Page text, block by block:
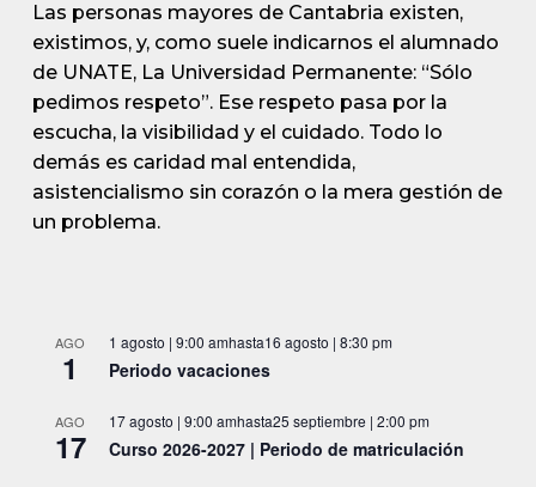
Las personas mayores de Cantabria existen,
existimos, y, como suele indicarnos el alumnado
de UNATE, La Universidad Permanente: “Sólo
pedimos respeto”. Ese respeto pasa por la
escucha, la visibilidad y el cuidado. Todo lo
demás es caridad mal entendida,
asistencialismo sin corazón o la mera gestión de
un problema.
AGO
1
1 agosto | 9:00 amhasta16 agosto | 8:30 pm
Periodo vacaciones
AGO
17
17 agosto | 9:00 amhasta25 septiembre | 2:00 pm
Curso 2026-2027 | Periodo de matriculación